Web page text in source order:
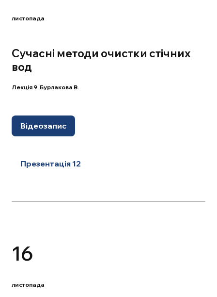
листопада
Сучасні методи очистки стічних
вод
Лекція 9. Бурлакова В.
Відеозапис
Презентація 12
16
листопада